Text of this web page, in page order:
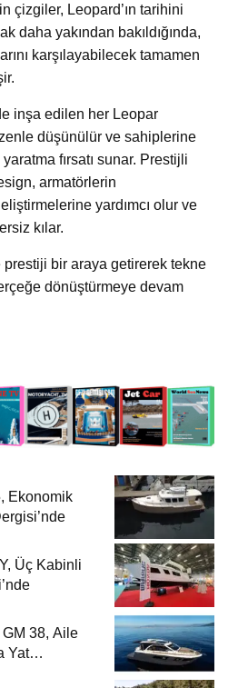
çizgiler, Leopard’ın tarihini
daha yakından bakıldığında,
karşılayabilecek tamamen
inşa edilen her Leopar
düşünülür ve sahiplerine
fırsatı sunar. Prestijli
armatörlerin
yardımcı olur ve
kılar.
prestiji bir araya getirerek tekne
dönüştürmeye devam
Ekonomik
Üç Kabinli
38, Aile
Yat